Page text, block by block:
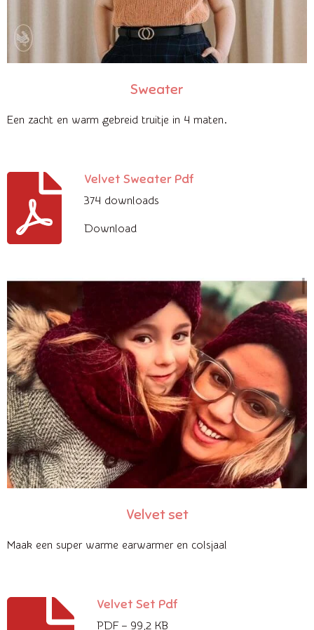
Sweater
Een zacht en warm gebreid truitje in 4 maten.
Velvet Sweater Pdf
374 downloads
Download
Velvet set
Maak een super warme earwarmer en colsjaal
Velvet Set Pdf
PDF – 99,2 KB